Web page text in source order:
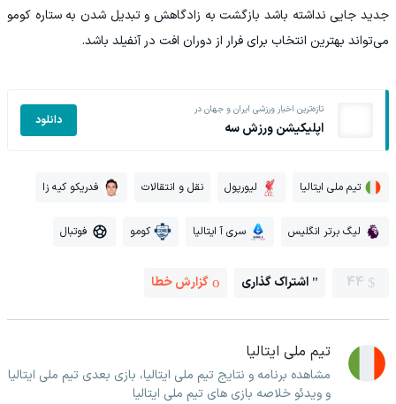
جدید جایی نداشته باشد بازگشت به زادگاهش و تبدیل شدن به ستاره کومو
می‌تواند بهترین انتخاب برای فرار از دوران افت در آنفیلد باشد.
تازه‌ترین اخبار ورزشی ایران و جهان در
اپلیکیشن ورزش سه دانلود
تیم ملی ایتالیا لیورپول نقل و انتقالات فدریکو کیه زا
لیگ برتر انگلیس سری آ ایتالیا کومو فوتبال
44 اشتراک گذاری گزارش خطا
تیم ملی ایتالیا
مشاهده برنامه و نتایج تیم ملی ایتالیا، بازی بعدی تیم ملی ایتالیا
و ویدئو خلاصه بازی های تیم ملی ایتالیا